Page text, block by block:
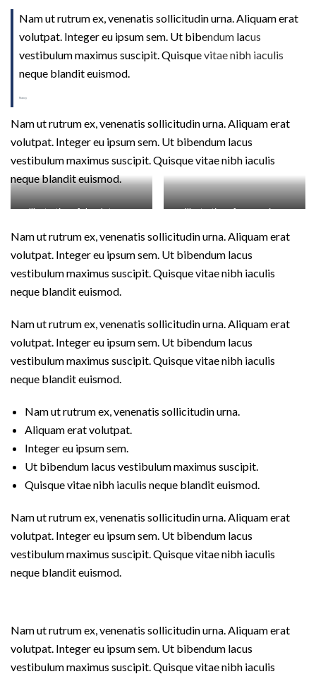
Nam ut rutrum ex, venenatis sollicitudin urna. Aliquam erat
volutpat. Integer eu ipsum sem. Ut bibendum lacus
vestibulum maximus suscipit. Quisque vitae nibh iaculis
neque blandit euismod.
Nancy
Nam ut rutrum ex, venenatis sollicitudin urna. Aliquam erat
volutpat. Integer eu ipsum sem. Ut bibendum lacus
vestibulum maximus suscipit. Quisque vitae nibh iaculis
neque blandit euismod.
Illustration of cloud storage Illustration of camera icon
Nam ut rutrum ex, venenatis sollicitudin urna. Aliquam erat
volutpat. Integer eu ipsum sem. Ut bibendum lacus
vestibulum maximus suscipit. Quisque vitae nibh iaculis
neque blandit euismod.
Nam ut rutrum ex, venenatis sollicitudin urna. Aliquam erat
volutpat. Integer eu ipsum sem. Ut bibendum lacus
vestibulum maximus suscipit. Quisque vitae nibh iaculis
neque blandit euismod.
Nam ut rutrum ex, venenatis sollicitudin urna.
Aliquam erat volutpat.
Integer eu ipsum sem.
Ut bibendum lacus vestibulum maximus suscipit.
Quisque vitae nibh iaculis neque blandit euismod.
Nam ut rutrum ex, venenatis sollicitudin urna. Aliquam erat
volutpat. Integer eu ipsum sem. Ut bibendum lacus
vestibulum maximus suscipit. Quisque vitae nibh iaculis
neque blandit euismod.
Nam ut rutrum ex, venenatis sollicitudin urna. Aliquam erat
volutpat. Integer eu ipsum sem. Ut bibendum lacus
vestibulum maximus suscipit. Quisque vitae nibh iaculis